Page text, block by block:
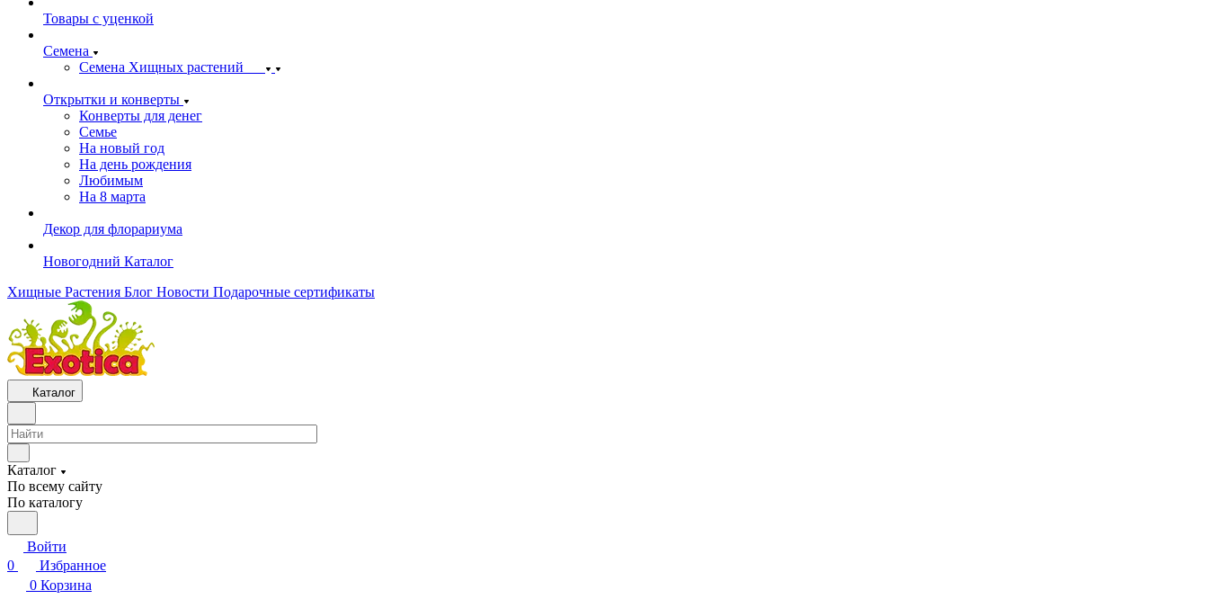
Товары с уценкой
Семена
Семена Хищных растений
Открытки и конверты
Конверты для денег
Семье
На новый год
На день рождения
Любимым
На 8 марта
Декор для флорариума
Новогодний Каталог
Хищные Растения Блог Новости Подарочные сертификаты
Каталог
Каталог
По всему сайту
По каталогу
Войти
0
Избранное
0 Корзина